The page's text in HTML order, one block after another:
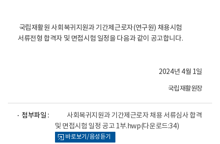
국립재활원 사회복귀지원과 기간제근로자(연구원) 채용시험
서류전형 합격자 및 면접시험 일정을 다음과 같이 공고합니다.
2024년 4월 1일
국립재활원장
첨부파일 :
사회복귀지원과 기간제근로자 채용 서류심사 합격
및 면접시험 일정 공고 1부.hwp(다운로드:34)
바로보기/음성듣기